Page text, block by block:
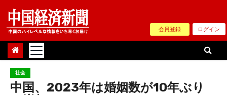
Skip
content
会員登録 ログイン
社会
中国、2023年は婚姻数が10年ぶり